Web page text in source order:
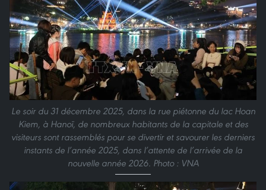
Le soir du 31 décembre 2025, dans la rue piétonne du lac Hoan
Kiem, à Hanoï, de nombreux habitants de la capitale et des
visiteurs sont rassemblés pour se divertir et savourer les derniers
instants de l’année 2025, dans l’attente de l’arrivée de la
nouvelle année 2026. Photo : VNA